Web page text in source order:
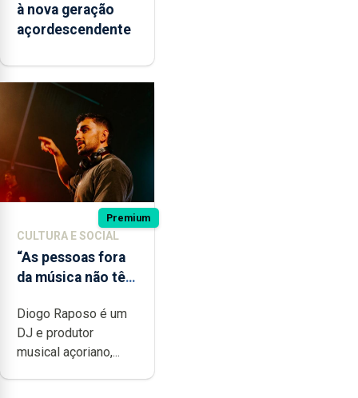
à nova geração
açordescendente
Premium
CULTURA E SOCIAL
“As pessoas fora
da música não têm
difícil é produzir
uma música”
Diogo Raposo é um
DJ e produtor
musical açoriano,...